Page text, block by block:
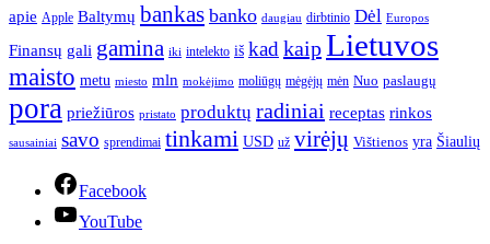
apie Apple Baltymų bankas banko daugiau dirbtinio Dėl Europos
Finansų gali gamina iki intelekto iš kadkaipLietuvos
maisto metu miesto mln mokėjimo moliūgų mėgėjų mėn Nuo paslaugų
pora priežiūros pristato produktų radiniai receptas rinkos
sausainiai savo sprendimai tinkami USD už virėjų Vištienos yra Šiaulių
Facebook
YouTube